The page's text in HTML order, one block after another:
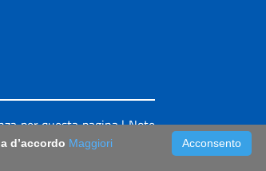
per questa pagina|Note
Acconsento
d’accordo Maggiori